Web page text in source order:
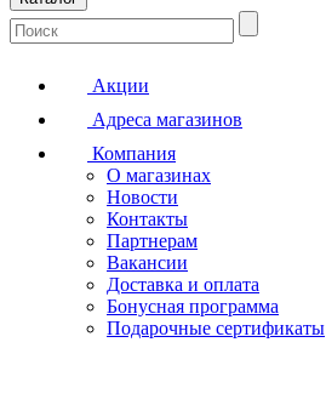
Акции
Адреса магазинов
Компания
О магазинах
Новости
Контакты
Партнерам
Вакансии
Доставка и оплата
Бонусная программа
Подарочные сертификаты